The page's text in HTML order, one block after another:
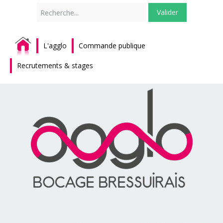
Valider
L'agglo Commande publique
Recrutements & stages